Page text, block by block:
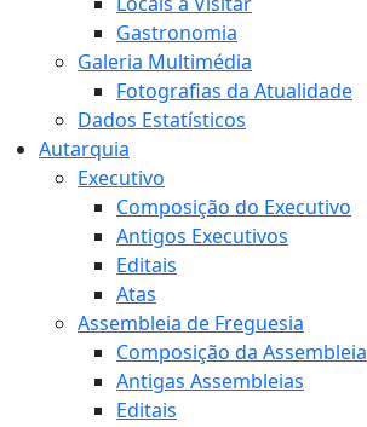
Gastronomia
Galeria Multimédia
Fotografias da Atualidade
Dados Estatísticos
Autarquia
Executivo
Composição do Executivo
Antigos Executivos
Editais
Atas
Assembleia de Freguesia
Composição da Assembleia
Antigas Assembleias
Editais